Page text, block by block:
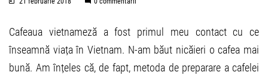
Cafeaua vietnameză a fost primul meu contact cu ce
înseamnă viața în Vietnam. N-am băut nicăieri o cafea mai
bună. Am înțeles că, de fapt, metoda de preparare a cafelei